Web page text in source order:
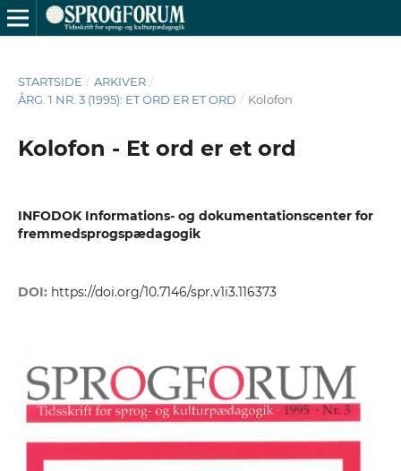
STARTSIDE / ARKIVER /
ÅRG. 1 NR. 3 (1995): ET ORD ER ET ORD / Kolofon
Kolofon - Et ord er et ord
INFODOK Informations- og dokumentationscenter for
fremmedsprogspædagogik
DOI: https://doi.org/10.7146/spr.v1i3.116373